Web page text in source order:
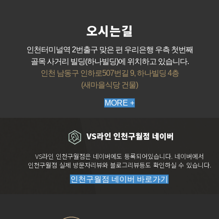
오시는길
인천터미널역 2번출구 맞은 편 우리은행 우측 첫번째
골목 사거리 빌딩(하나빌딩)에 위치하고 있습니다.
인천 남동구 인하로507번길 9, 하나빌딩 4층
(새마을식당 건물)
MORE +
VS라인 인천구월점 네이버
VS라인 인천구월점은 네이버에도 등록되어있습니다. 네이버에서
인천구월점 실제 방문자리뷰와 블로그리뷰등도 확인하실 수 있습니다.
인천구월점 네이버 바로가기